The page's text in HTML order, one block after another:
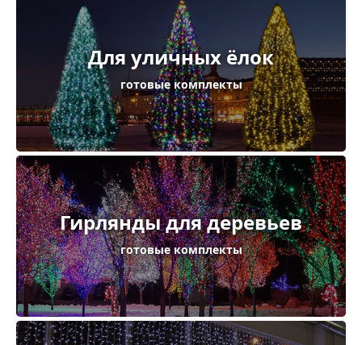
Для уличных ёлок
готовые комплекты
Гирлянды для деревьев
готовые комплекты